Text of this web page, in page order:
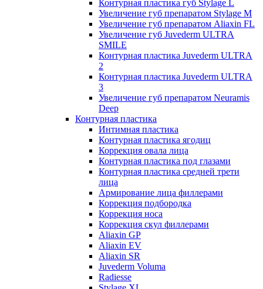
Контурная пластика губ Stylage L
Увеличение губ препаратом Stylage M
Увеличение губ препаратом Aliaxin FL
Увеличение губ Juvederm ULTRA
SMILE
Контурная пластика Juvederm ULTRA
2
Контурная пластика Juvederm ULTRA
3
Увеличение губ препаратом Neuramis
Deep
Контурная пластика
Интимная пластика
Контурная пластика ягодиц
Коррекция овала лица
Контурная пластика под глазами
Контурная пластика средней трети
лица
Армирование лица филлерами
Коррекция подбородка
Коррекция носа
Коррекция скул филлерами
Aliaxin GP
Aliaxin EV
Aliaxin SR
Juvederm Voluma
Radiesse